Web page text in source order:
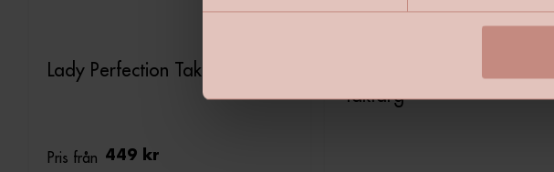
s
Lady Perfection Takfärg
Pris från 449 kr
Takfärg